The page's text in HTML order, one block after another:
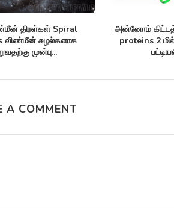
செயற்கை நுண்ணுயிர் எதிர்ப்பிகள்
Synthetic antibiotics மருந்து-எதிர்ப்பு
சூப்பர்பக்குகளுக்கு எதிராக